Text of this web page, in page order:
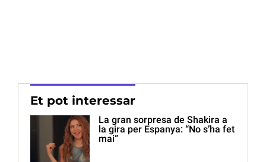
Et pot interessar
La gran sorpresa de Shakira a
la gira per Espanya: “No s’ha fet
mai”